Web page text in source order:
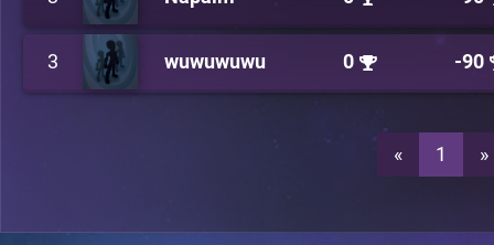
3 wuwuwuwu 0 -90
« 1 »